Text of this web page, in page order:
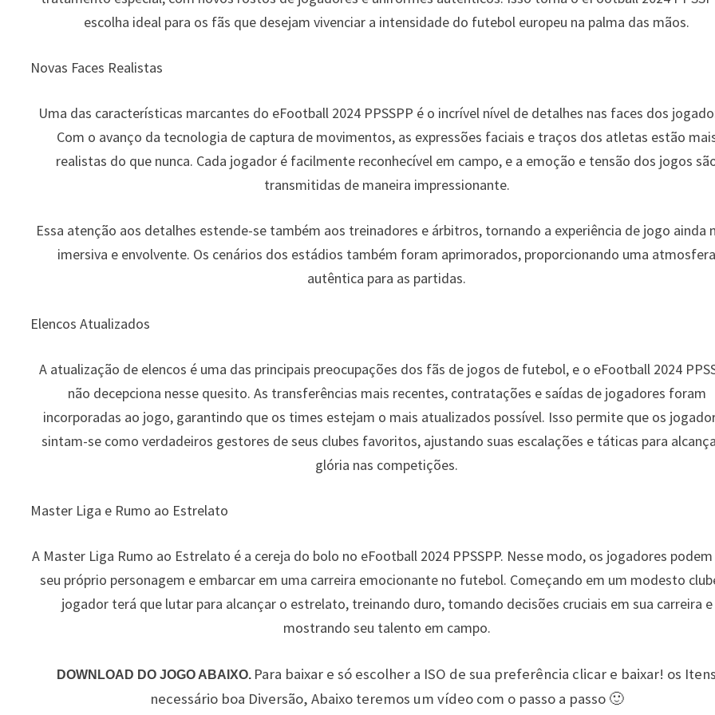
escolha ideal para os fãs que desejam vivenciar a intensidade do futebol europeu na palma das mãos.
Novas Faces Realistas
Uma das características marcantes do eFootball 2024 PPSSPP é o incrível nível de detalhes nas faces dos
Com o avanço da tecnologia de captura de movimentos, as expressões faciais e traços dos atletas estão
realistas do que nunca. Cada jogador é facilmente reconhecível em campo, e a emoção e tensão dos jogos
transmitidas de maneira impressionante.
Essa atenção aos detalhes estende-se também aos treinadores e árbitros, tornando a experiência de jogo ainda
imersiva e envolvente. Os cenários dos estádios também foram aprimorados, proporcionando uma atmosfera
autêntica para as partidas.
Elencos Atualizados
A atualização de elencos é uma das principais preocupações dos fãs de jogos de futebol, e o eFootball 2024
não decepciona nesse quesito. As transferências mais recentes, contratações e saídas de jogadores foram
incorporadas ao jogo, garantindo que os times estejam o mais atualizados possível. Isso permite que os
sintam-se como verdadeiros gestores de seus clubes favoritos, ajustando suas escalações e táticas para
glória nas competições.
Master Liga e Rumo ao Estrelato
A Master Liga Rumo ao Estrelato é a cereja do bolo no eFootball 2024 PPSSPP. Nesse modo, os jogadores
seu próprio personagem e embarcar em uma carreira emocionante no futebol. Começando em um modesto
jogador terá que lutar para alcançar o estrelato, treinando duro, tomando decisões cruciais em sua carreira e
mostrando seu talento em campo.
DOWNLOAD DO JOGO ABAIXO. Para baixar e só escolher a ISO de sua preferência clicar e baixar! os Itens
necessário boa Diversão, Abaixo teremos um vídeo com o passo a passo 🙂